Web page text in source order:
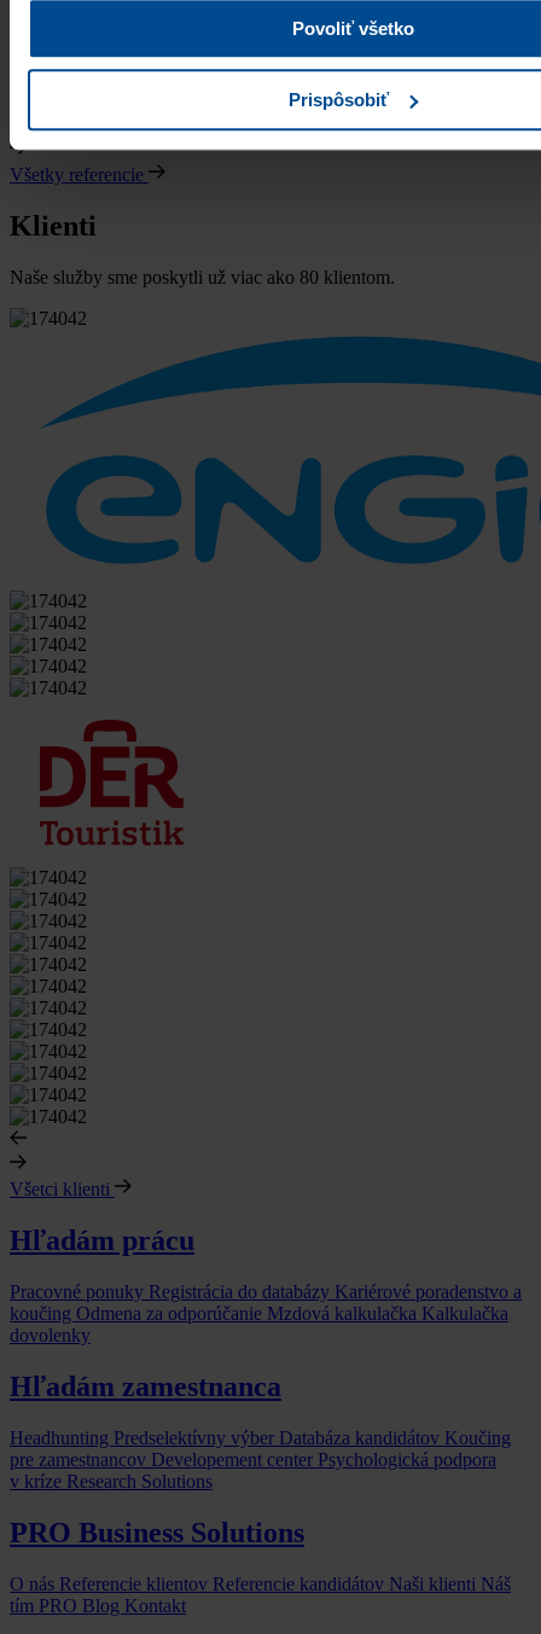
Povoliť všetko
Prispôsobiť
Ing.arch. Darina Lalíková CSc.
konateľka a šéfredaktorka, Vydavateľstvo Eurostav spol. s r.o.
Všetky referencie
Klienti
Naše služby sme poskytli už viac ako 80 klientom.
Všetci klienti
Hľadám prácu
Pracovné ponuky Registrácia do databázy Kariérové poradenstvo a
koučing Odmena za odporúčanie Mzdová kalkulačka Kalkulačka
dovolenky
Hľadám zamestnanca
Headhunting Predselektívny výber Databáza kandidátov Koučing
pre zamestnancov Developement center Psychologická podpora
v kríze Research Solutions
PRO Business Solutions
O nás Referencie klientov Referencie kandidátov Naši klienti Náš
tím PRO Blog Kontakt